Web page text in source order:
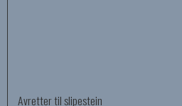
Avretter til slipestein